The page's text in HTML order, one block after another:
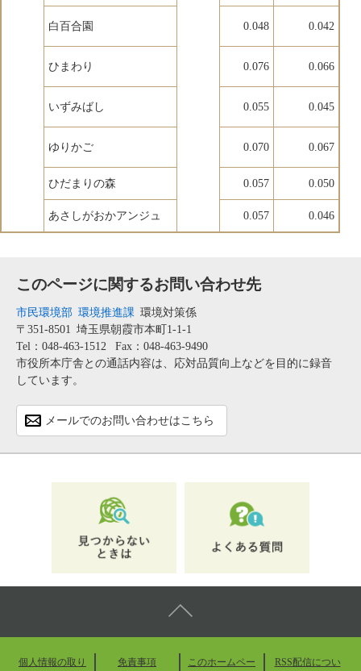
白百合園 0.048 0.042
ひまわり 0.076 0.066
いずみばし 0.055 0.045
ゆりかご 0.070 0.067
ひだまりの森 0.057 0.050
あさしがおかアンジュ 0.057 0.046
このページに関するお問い合わせ先
市民環境部 環境推進課 環境対策係
〒351-8501 埼玉県朝霞市本町1-1-1
Tel：048-463-1512
Fax：048-463-9490
市役所本庁舎との通話内容は、応対品質向上などを目的に録音
しています。
メールでのお問い合わせはこちら
個人情報の取り 免責事項 このホームペー RSS配信につい